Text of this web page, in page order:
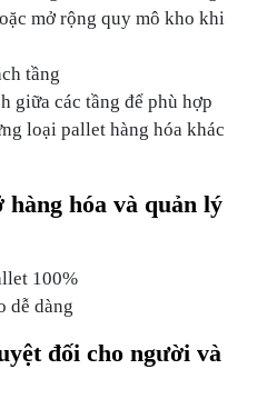
mở rộng quy mô kho khi
tầng
giữa các tầng để phù hợp
loại pallet hàng hóa khác
hàng hóa và quản lý
100%
dễ dàng
đối cho người và